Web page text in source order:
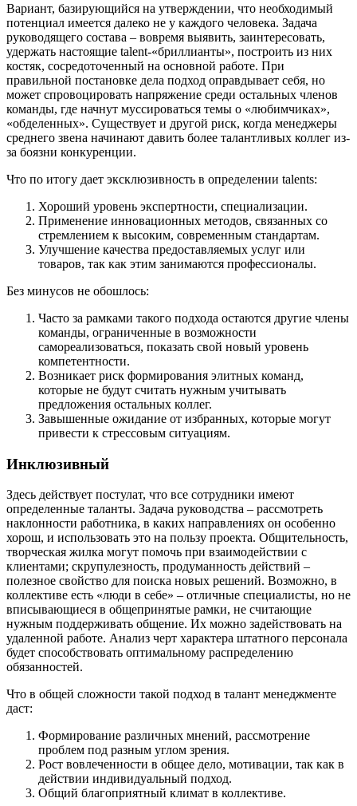
Вариант, базирующийся на утверждении, что необходимый
потенциал имеется далеко не у каждого человека. Задача
руководящего состава – вовремя выявить, заинтересовать,
удержать настоящие talent-«бриллианты», построить из них
костяк, сосредоточенный на основной работе. При
правильной постановке дела подход оправдывает себя, но
может спровоцировать напряжение среди остальных членов
команды, где начнут муссироваться темы о «любимчиках»,
«обделенных». Существует и другой риск, когда менеджеры
среднего звена начинают давить более талантливых коллег из-
за боязни конкуренции.
Что по итогу дает эксклюзивность в определении talents:
Хороший уровень экспертности, специализации.
Применение инновационных методов, связанных со
стремлением к высоким, современным стандартам.
Улучшение качества предоставляемых услуг или
товаров, так как этим занимаются профессионалы.
Без минусов не обошлось:
Часто за рамками такого подхода остаются другие члены
команды, ограниченные в возможности
самореализоваться, показать свой новый уровень
компетентности.
Возникает риск формирования элитных команд,
которые не будут считать нужным учитывать
предложения остальных коллег.
Завышенные ожидание от избранных, которые могут
привести к стрессовым ситуациям.
Инклюзивный
Здесь действует постулат, что все сотрудники имеют
определенные таланты. Задача руководства – рассмотреть
наклонности работника, в каких направлениях он особенно
хорош, и использовать это на пользу проекта. Общительность,
творческая жилка могут помочь при взаимодействии с
клиентами; скрупулезность, продуманность действий –
полезное свойство для поиска новых решений. Возможно, в
коллективе есть «люди в себе» – отличные специалисты, но не
вписывающиеся в общепринятые рамки, не считающие
нужным поддерживать общение. Их можно задействовать на
удаленной работе. Анализ черт характера штатного персонала
будет способствовать оптимальному распределению
обязанностей.
Что в общей сложности такой подход в талант менеджменте
даст:
Формирование различных мнений, рассмотрение
проблем под разным углом зрения.
Рост вовлеченности в общее дело, мотивации, так как в
действии индивидуальный подход.
Общий благоприятный климат в коллективе.